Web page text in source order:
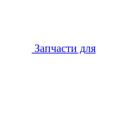
Запчасти для